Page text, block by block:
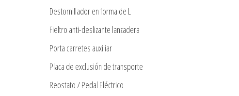
Destornillador en forma de L
Fieltro anti-deslizante lanzadera
Porta carretes auxiliar
Placa de exclusión de transporte
Reostato / Pedal Eléctrico